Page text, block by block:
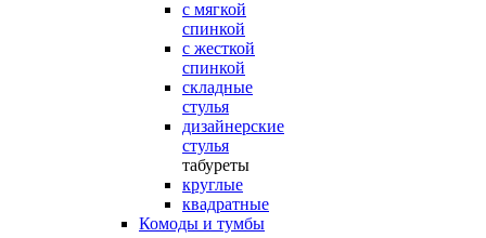
с мягкой
спинкой
с жесткой
спинкой
складные
стулья
дизайнерские
стулья
табуреты
круглые
квадратные
Комоды и тумбы